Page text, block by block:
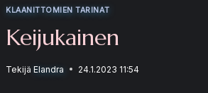
KLAANITTOMIEN TARINAT
Keijukainen
Tekijä Elandra 24.1.2023 11:54